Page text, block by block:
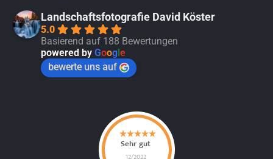
Landschaftsfotografie David Köster
5.0
Basierend auf 188 Bewertungen
powered by Google
bewerte uns auf